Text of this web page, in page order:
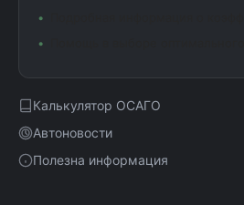
Калькулятор ОСАГО
Автоновости
Полезна информация